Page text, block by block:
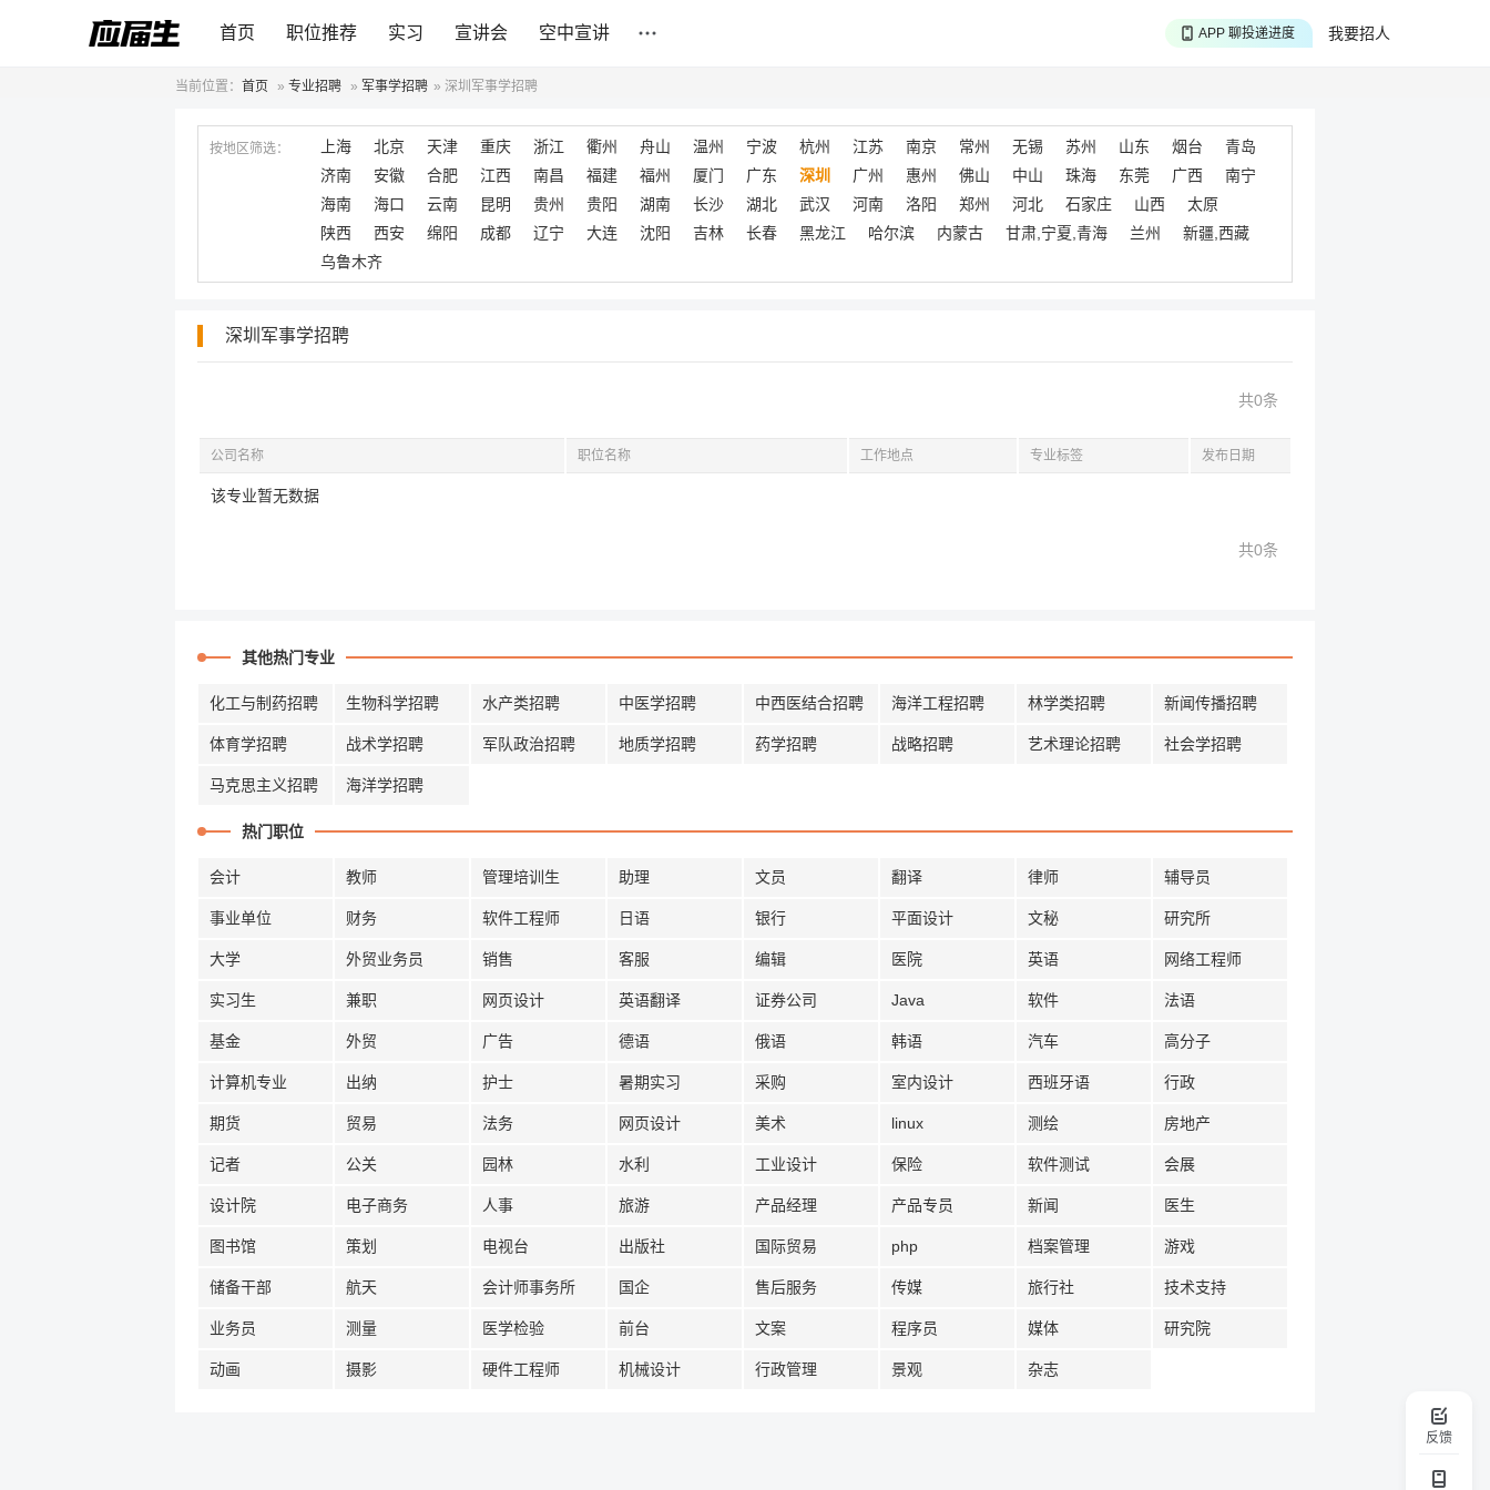
反馈
首页 职位推荐 实习 宣讲会 空中宣讲 我要招人
APP 聊投递进度
当前位置： 首页 » 专业招聘 » 军事学招聘 » 深圳军事学招聘
按地区筛选： 上海 北京 天津 重庆 浙江 衢州 舟山 温州 宁波 杭州 江苏 南京 常州 无锡 苏州 山东 烟台
青岛
济南
安徽 合肥 江西 南昌 福建 福州 厦门 广东 深圳 广州 惠州 佛山 中山 珠海 东莞 广西
南宁
海南
海口 云南 昆明 贵州 贵阳 湖南 长沙 湖北 武汉 河南 洛阳 郑州 河北 石家庄 山西
太原
陕西
西安 绵阳 成都 辽宁 大连 沈阳 吉林 长春 黑龙江 哈尔滨 内蒙古 甘肃,宁夏,青海 兰州
新疆,西藏
乌鲁木齐
深圳军事学招聘
共0条
公司名称 职位名称 工作地点 专业标签 发布日期
该专业暂无数据
共0条
其他热门专业
化工与制药招聘 生物科学招聘 水产类招聘 中医学招聘 中西医结合招聘 海洋工程招聘 林学类招聘 新闻传播招聘
体育学招聘 战术学招聘 军队政治招聘 地质学招聘 药学招聘 战略招聘 艺术理论招聘 社会学招聘
马克思主义招聘 海洋学招聘
热门职位
会计 教师 管理培训生 助理 文员 翻译 律师 辅导员
事业单位 财务 软件工程师 日语 银行 平面设计 文秘 研究所
大学 外贸业务员 销售 客服 编辑 医院 英语 网络工程师
实习生 兼职 网页设计 英语翻译 证券公司 Java 软件 法语
基金 外贸 广告 德语 俄语 韩语 汽车 高分子
计算机专业 出纳 护士 暑期实习 采购 室内设计 西班牙语 行政
期货 贸易 法务 网页设计 美术 linux 测绘 房地产
记者 公关 园林 水利 工业设计 保险 软件测试 会展
设计院 电子商务 人事 旅游 产品经理 产品专员 新闻 医生
图书馆 策划 电视台 出版社 国际贸易 php 档案管理 游戏
储备干部 航天 会计师事务所 国企 售后服务 传媒 旅行社 技术支持
业务员 测量 医学检验 前台 文案 程序员 媒体 研究院
动画 摄影 硬件工程师 机械设计 行政管理 景观 杂志